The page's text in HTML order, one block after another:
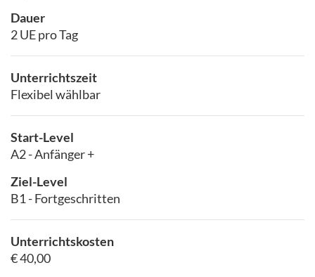
Dauer
2 UE pro Tag
Unterrichtszeit
Flexibel wählbar
Start-Level
A2 - Anfänger +
Ziel-Level
B1 - Fortgeschritten
Unterrichtskosten
€ 40,00